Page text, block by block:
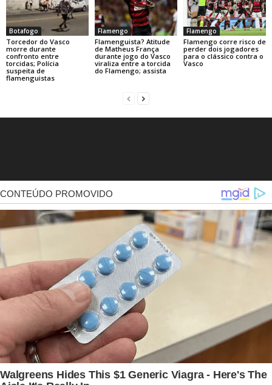
Botafogo
Torcedor do Vasco
morre durante
confronto entre
torcidas; Polícia
suspeita de
flamenguistas
Flamengo
Flamenguista? Atitude
de Matheus França
durante jogo do Vasco
viraliza entre a torcida
do Flamengo; assista
Flamengo
Flamengo corre risco de
perder dois jogadores
para o clássico contra o
Vasco